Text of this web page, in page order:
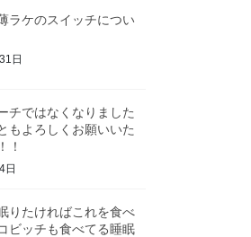
ラケのスイッチについ
日
チではなくなりました
もよろしくお願いいた
！
日
りたければこれを食べ
ビッチも食べてる睡眠